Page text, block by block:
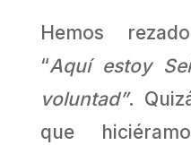
Hemos
“Aquí estoy
voluntad”.
que